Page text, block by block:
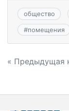
общество
#помещения
« Предыдущая